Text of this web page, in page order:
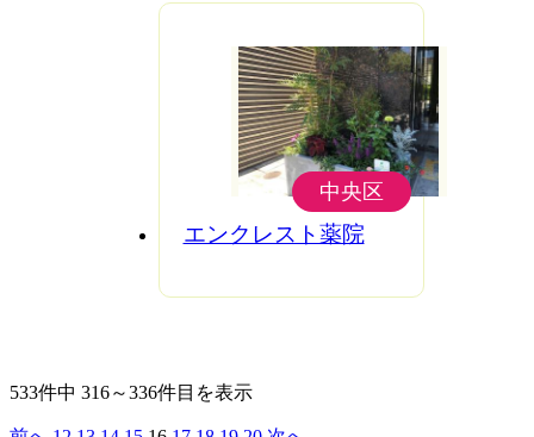
エンクレスト薬院
中央区
533件中 316～336件目を表示